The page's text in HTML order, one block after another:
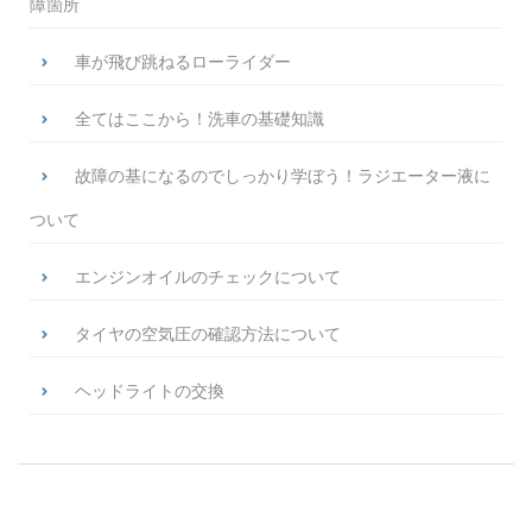
障箇所
車が飛び跳ねるローライダー
全てはここから！洗車の基礎知識
故障の基になるのでしっかり学ぼう！ラジエーター液に
ついて
エンジンオイルのチェックについて
タイヤの空気圧の確認方法について
ヘッドライトの交換